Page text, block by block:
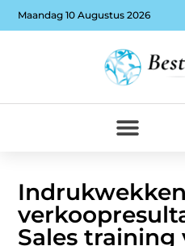
Maandag 10 Augustus 2026
Sales training